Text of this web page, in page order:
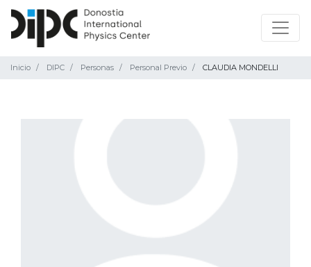
Inicio DIPC Personas Personal Previo CLAUDIA MONDELLI